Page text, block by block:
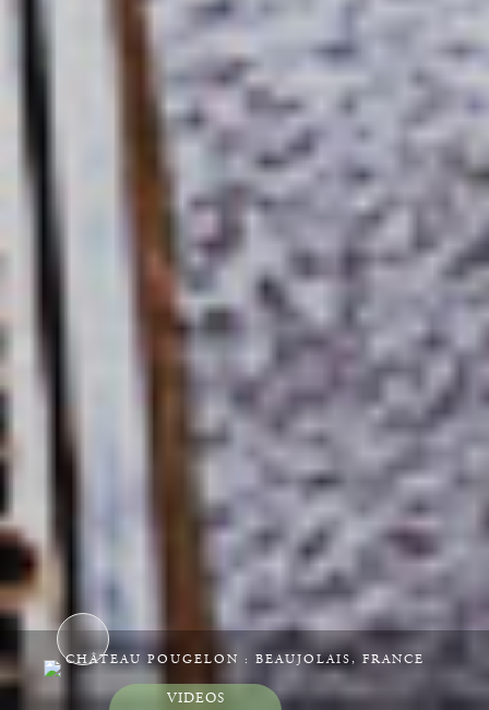
CHÂTEAU POUGELON : BEAUJOLAIS, FRANCE
VIDEOS